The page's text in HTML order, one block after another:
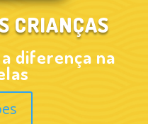
CRIANÇAS
a diferença na